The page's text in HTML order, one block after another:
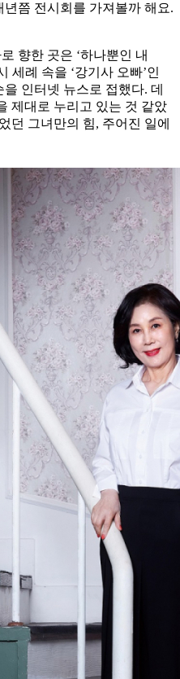
쯤 전시회를 가져볼까 해요.
향한 곳은 ‘하나뿐인 내
세례 속을 ‘강기사 오빠’인
인터넷 뉴스로 접했다. 데
제대로 누리고 있는 것 같았
던 그녀만의 힘, 주어진 일에